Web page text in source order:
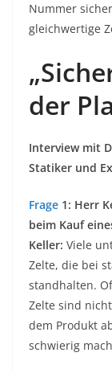
Nummer
gleichwertige
der
Interview mit
Statiker und
Frage 1: Herr
beim Kauf
Keller: Viele
Zelte, die bei
standhalten.
Zelte sind
dem Produkt
schwierig